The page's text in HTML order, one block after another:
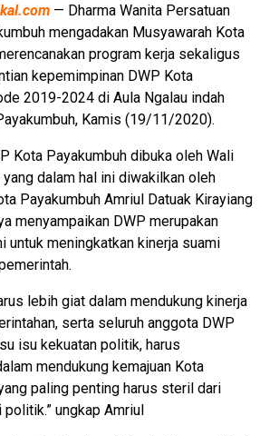
— Dharma Wanita Persatuan
mengadakan Musyawarah Kota
program kerja sekaligus
kepemimpinan DWP Kota
2019-2024 di Aula Ngalau indah
Kamis (19/11/2020).
Kota Payakumbuh dibuka oleh Wali
dalam hal ini diwakilkan oleh
Payakumbuh Amriul Datuak Kirayiang
menyampaikan DWP merupakan
untuk meningkatkan kinerja suami
lebih giat dalam mendukung kinerja
serta seluruh anggota DWP
isu kekuatan politik, harus
mendukung kemajuan Kota
paling penting harus steril dari
ungkap Amriul